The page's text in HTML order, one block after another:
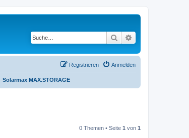
Suche
Anmelden
Registrieren
Solarmax MAX.STORAGE
0 Themen • Seite 1 von 1